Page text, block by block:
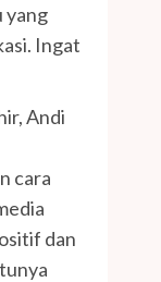
yang
Ingat
Andi
cara
dan